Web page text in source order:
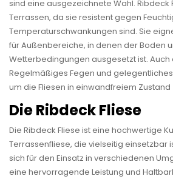
sind eine ausgezeichnete Wahl. Ribdeck
Terrassen, da sie resistent gegen
Temperaturschwankungen sind. Sie
für Außenbereiche, in denen der Boden
Wetterbedingungen ausgesetzt ist. Auch
Regelmäßiges Fegen und
um die Fliesen in einwandfreiem Zustand
Die Ribdeck Fliese
Die Ribdeck Fliese ist eine hochwertige
Terrassenfliese, die vielseitig einsetzbar
sich für den Einsatz in verschiedenen
eine hervorragende Leistung und